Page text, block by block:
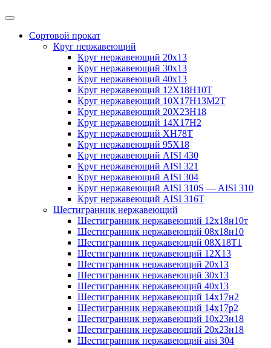
Сортовой прокат
Круг нержавеющий
Круг нержавеющий 20х13
Круг нержавеющий 30х13
Круг нержавеющий 40х13
Круг нержавеющий 12Х18Н10Т
Круг нержавеющий 10Х17Н13М2T
Круг нержавеющий 20Х23Н18
Круг нержавеющий 14Х17Н2
Круг нержавеющий ХН78Т
Круг нержавеющий 95Х18
Круг нержавеющий AISI 430
Круг нержавеющий AISI 321
Круг нержавеющий AISI 304
Круг нержавеющий AISI 310S — AISI 310
Круг нержавеющий AISI 316T
Шестигранник нержавеющий
Шестигранник нержавеющий 12х18н10т
Шестигранник нержавеющий 08х18н10
Шестигранник нержавеющий 08Х18Т1
Шестигранник нержавеющий 12Х13
Шестигранник нержавеющий 20х13
Шестигранник нержавеющий 30х13
Шестигранник нержавеющий 40х13
Шестигранник нержавеющий 14х17н2
Шестигранник нержавеющий 14х17р2
Шестигранник нержавеющий 10х23н18
Шестигранник нержавеющий 20х23н18
Шестигранник нержавеющий aisi 304